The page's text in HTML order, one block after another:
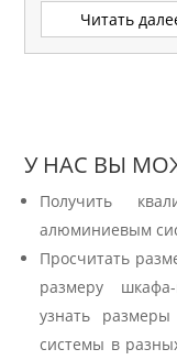
Читать
У НАС ВЫ
Получить
алюминиевым
Просчитать
размеру
узнать размеры
системы в